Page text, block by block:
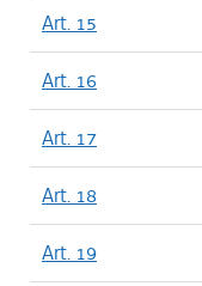
Art. 15
Art. 16
Art. 17
Art. 18
Art. 19